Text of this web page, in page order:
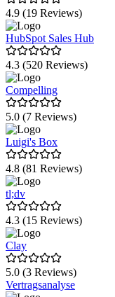
4.9 (19 Reviews)
HubSpot Sales Hub
4.3 (520 Reviews)
Compelling
5.0 (7 Reviews)
Luigi's Box
4.8 (81 Reviews)
tl;dv
4.3 (15 Reviews)
Clay
5.0 (3 Reviews)
Vertragsanalyse